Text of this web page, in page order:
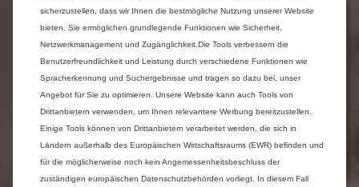
sicherzustellen, dass wir Ihnen die bestmögliche Nutzung unserer Website
bieten. Sie ermöglichen grundlegende Funktionen wie Sicherheit,
Netzwerkmanagement und Zugänglichkeit.Die Tools verbessern die
Benutzerfreundlichkeit und Leistung durch verschiedene Funktionen wie
Spracherkennung und Suchergebnisse und tragen so dazu bei, unser
Angebot für Sie zu optimieren. Unsere Website kann auch Tools von
Drittanbietern verwenden, um Ihnen relevantere Werbung bereitzustellen.
Einige Tools können von Drittanbietern verarbeitet werden, die sich in
Ländern außerhalb des Europäischen Wirtschaftsraums (EWR) befinden und
für die möglicherweise noch kein Angemessenheitsbeschluss der
zuständigen europäischen Datenschutzbehörden vorliegt. In diesem Fall